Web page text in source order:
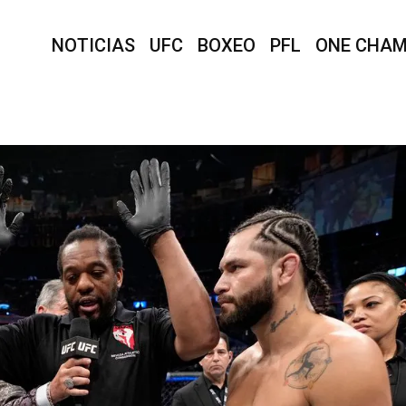
NOTICIAS UFC BOXEO PFL ONE